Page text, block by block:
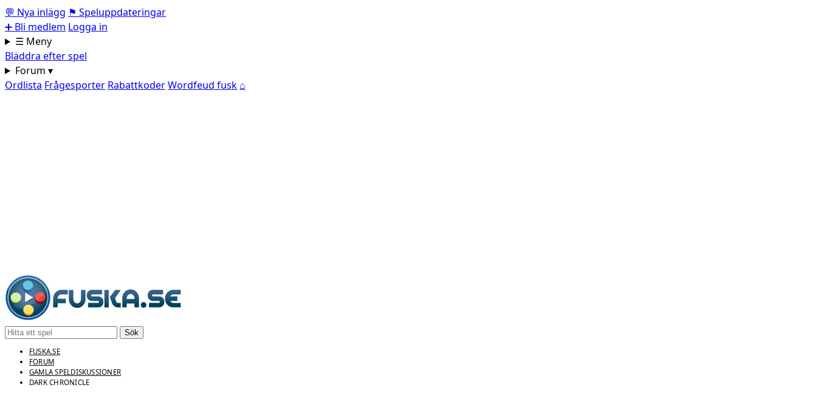
💬 Nya inlägg ⚑ Speluppdateringar
➕ Bli medlem Logga in
☰ Meny
Bläddra efter spel
Forum ▾
Ordlista Frågesporter RabattkoderWordfeud fusk ⌂
Sök
FUSKA.SE
FORUM
GAMLA SPELDISKUSSIONER
DARK CHRONICLE